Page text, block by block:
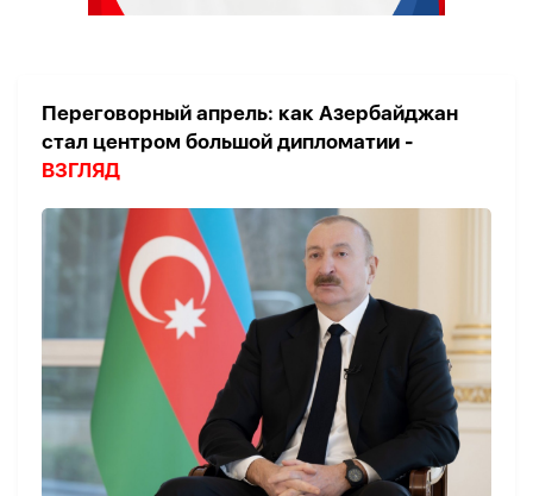
Переговорный апрель: как Азербайджан
стал центром большой дипломатии -
ВЗГЛЯД